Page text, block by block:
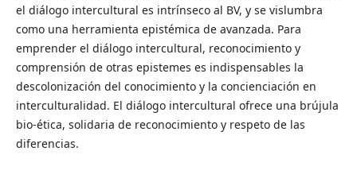
el diálogo intercultural es intrínseco al BV, y se vislumbra
como una herramienta epistémica de avanzada. Para
emprender el diálogo intercultural, reconocimiento y
comprensión de otras epistemes es indispensables la
descolonización del conocimiento y la concienciación en
interculturalidad. El diálogo intercultural ofrece una brújula
bio-ética, solidaria de reconocimiento y respeto de las
diferencias.